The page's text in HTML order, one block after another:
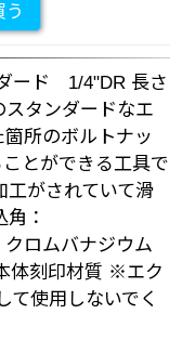
う
ード 1/4"DR 長さ
スタンダードなエ
所のボルトナッ
とができる工具で
工がされていて滑
：
ロムバナジウム
体刻印材質 ※エク
て使用しないでく